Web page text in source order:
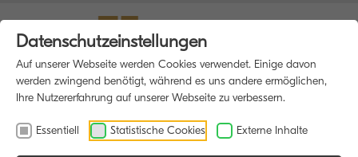
Datenschutzeinstellungen
Auf unserer Webseite werden Cookies verwendet. Einige davon
werden zwingend benötigt, während es uns andere ermöglichen,
Ihre Nutzererfahrung auf unserer Webseite zu verbessern.
Essentiell Statistische Cookies Externe Inhalte